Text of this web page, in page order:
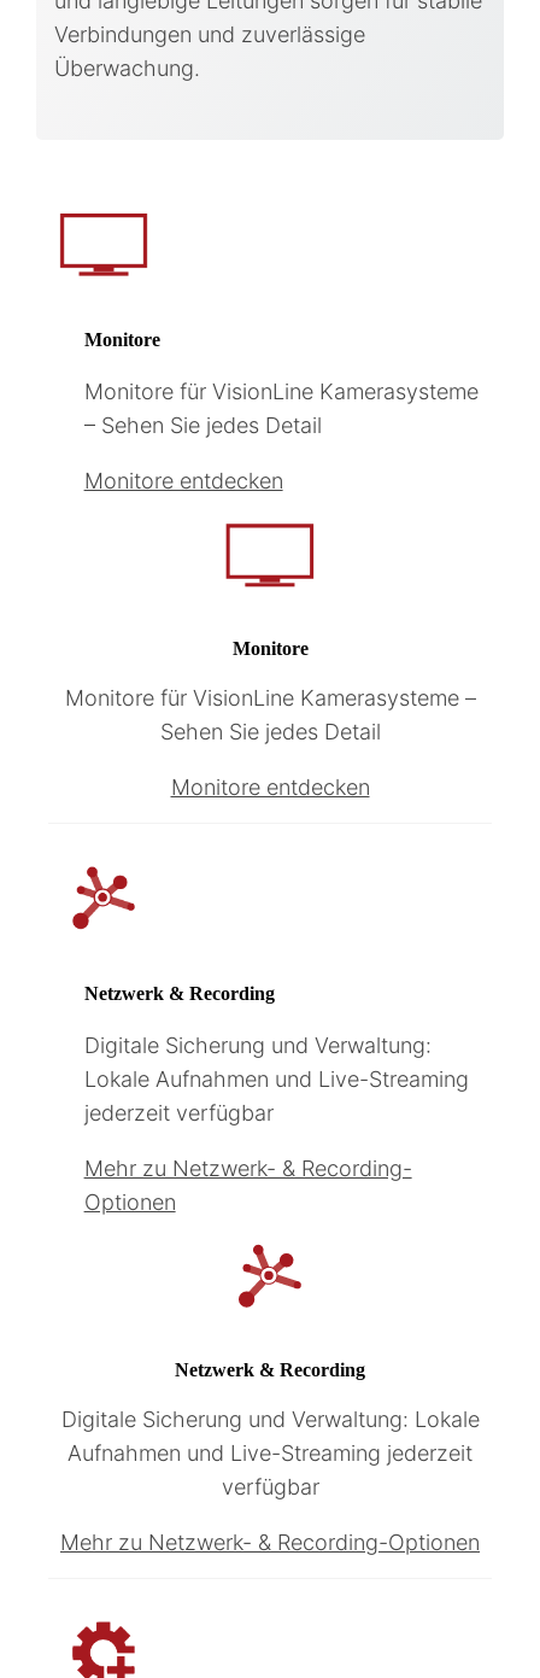
Verbindungen und zuverlässige
Überwachung.
Monitore
Monitore für VisionLine Kamerasysteme
– Sehen Sie jedes Detail
Monitore entdecken
Monitore
Monitore für VisionLine Kamerasysteme –
Sehen Sie jedes Detail
Monitore entdecken
Netzwerk & Recording
Digitale Sicherung und Verwaltung:
Lokale Aufnahmen und Live-Streaming
jederzeit verfügbar
Mehr zu Netzwerk- & Recording-
Optionen
Netzwerk & Recording
Digitale Sicherung und Verwaltung: Lokale
Aufnahmen und Live-Streaming jederzeit
verfügbar
Mehr zu Netzwerk- & Recording-Optionen